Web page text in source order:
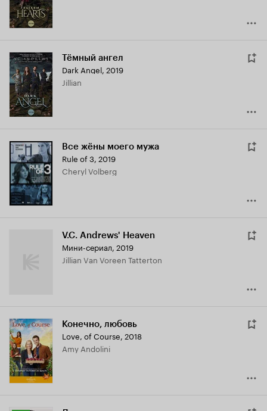
Тёмный ангел
Dark Angel, 2019
Jillian
Все жёны моего мужа
Rule of 3, 2019
Cheryl Volberg
V.C. Andrews' Heaven
Мини-сериал, 2019
Jillian Van Voreen Tatterton
Конечно, любовь
Love, of Course, 2018
Amy Andolini